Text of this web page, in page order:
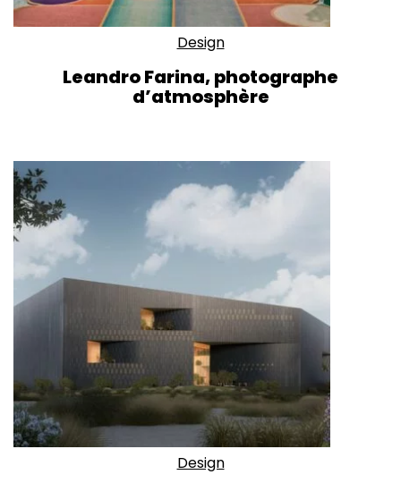
Design
Leandro Farina, photographe
d’atmosphère
Design